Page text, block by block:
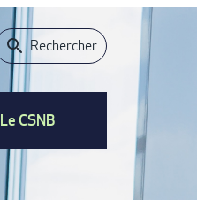
Rechercher
Le CSNB